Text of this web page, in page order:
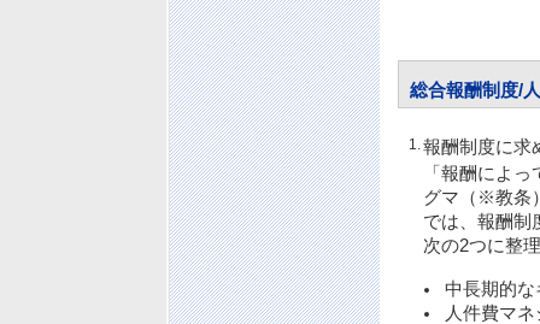
総合報酬制度/
1.報酬制度に求
「報酬によ
グマ（※教条
では、報酬制
次の2つに整
中長期的
人件費マ